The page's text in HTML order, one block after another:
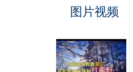
图片视频